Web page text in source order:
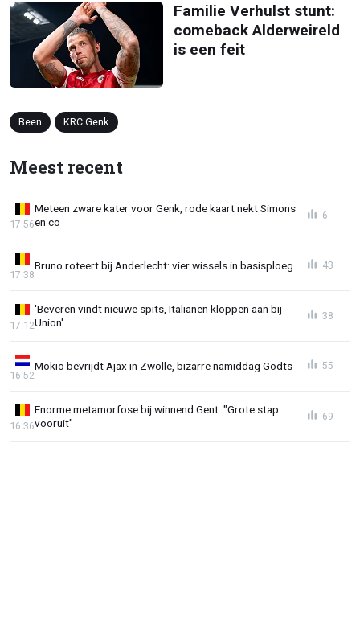
Familie Verhulst stunt:
comeback Alderweireld
is een feit
Been KRC Genk
Meest recent
Meteen zware kater voor Genk, rode kaart nekt Simons
en co
17:56
6
Bruno roteert bij Anderlecht: vier wissels in basisploeg
17:38
43
'Beveren vindt nieuwe spits, Italianen kloppen aan bij
Union'
17:12
38
Mokio bevrijdt Ajax in Zwolle, bizarre namiddag Godts
16:52
55
Enorme metamorfose bij winnend Gent: "Grote stap
vooruit"
16:36
69